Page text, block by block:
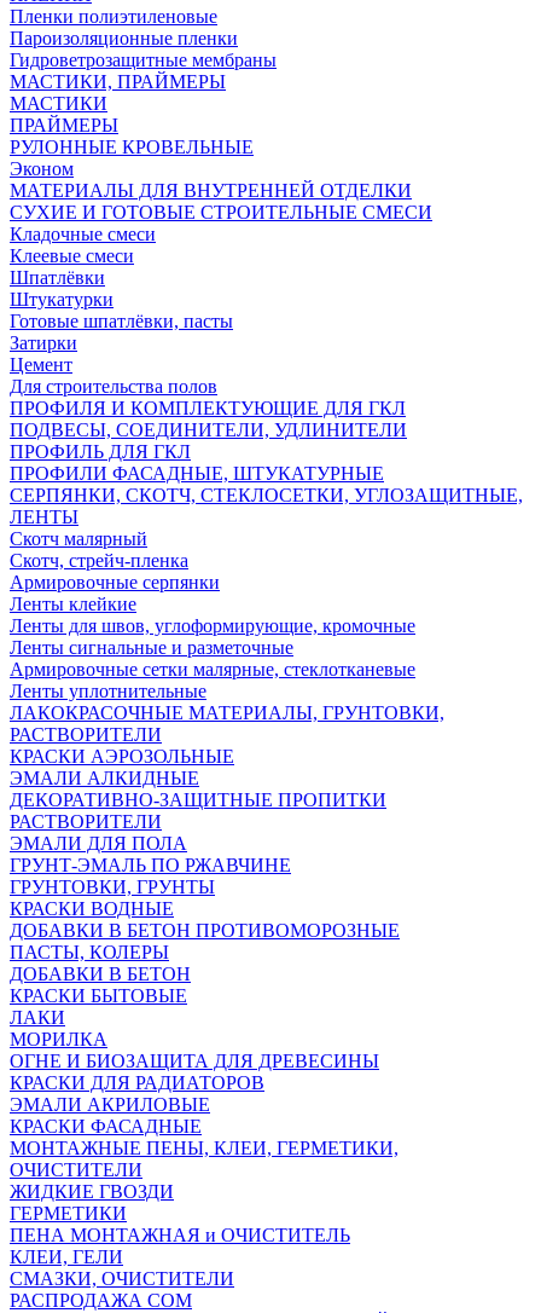
Пленки полиэтиленовые
Пароизоляционные пленки
Гидроветрозащитные мембраны
МАСТИКИ, ПРАЙМЕРЫ
МАСТИКИ
ПРАЙМЕРЫ
РУЛОННЫЕ КРОВЕЛЬНЫЕ
Эконом
МАТЕРИАЛЫ ДЛЯ ВНУТРЕННЕЙ ОТДЕЛКИ
СУХИЕ И ГОТОВЫЕ СТРОИТЕЛЬНЫЕ СМЕСИ
Кладочные смеси
Клеевые смеси
Шпатлёвки
Штукатурки
Готовые шпатлёвки, пасты
Затирки
Цемент
Для строительства полов
ПРОФИЛЯ И КОМПЛЕКТУЮЩИЕ ДЛЯ ГКЛ
ПОДВЕСЫ, СОЕДИНИТЕЛИ, УДЛИНИТЕЛИ
ПРОФИЛЬ ДЛЯ ГКЛ
ПРОФИЛИ ФАСАДНЫЕ, ШТУКАТУРНЫЕ
СЕРПЯНКИ, СКОТЧ, СТЕКЛОСЕТКИ, УГЛОЗАЩИТНЫЕ,
ЛЕНТЫ
Скотч малярный
Скотч, стрейч-пленка
Армировочные серпянки
Ленты клейкие
Ленты для швов, углоформирующие, кромочные
Ленты сигнальные и разметочные
Армировочные сетки малярные, стеклотканевые
Ленты уплотнительные
ЛАКОКРАСОЧНЫЕ МАТЕРИАЛЫ, ГРУНТОВКИ,
РАСТВОРИТЕЛИ
КРАСКИ АЭРОЗОЛЬНЫЕ
ЭМАЛИ АЛКИДНЫЕ
ДЕКОРАТИВНО-ЗАЩИТНЫЕ ПРОПИТКИ
РАСТВОРИТЕЛИ
ЭМАЛИ ДЛЯ ПОЛА
ГРУНТ-ЭМАЛЬ ПО РЖАВЧИНЕ
ГРУНТОВКИ, ГРУНТЫ
КРАСКИ ВОДНЫЕ
ДОБАВКИ В БЕТОН ПРОТИВОМОРОЗНЫЕ
ПАСТЫ, КОЛЕРЫ
ДОБАВКИ В БЕТОН
КРАСКИ БЫТОВЫЕ
ЛАКИ
МОРИЛКА
ОГНЕ И БИОЗАЩИТА ДЛЯ ДРЕВЕСИНЫ
КРАСКИ ДЛЯ РАДИАТОРОВ
ЭМАЛИ АКРИЛОВЫЕ
КРАСКИ ФАСАДНЫЕ
МОНТАЖНЫЕ ПЕНЫ, КЛЕИ, ГЕРМЕТИКИ,
ОЧИСТИТЕЛИ
ЖИДКИЕ ГВОЗДИ
ГЕРМЕТИКИ
ПЕНА МОНТАЖНАЯ и ОЧИСТИТЕЛЬ
КЛЕИ, ГЕЛИ
СМАЗКИ, ОЧИСТИТЕЛИ
РАСПРОДАЖА СОМ